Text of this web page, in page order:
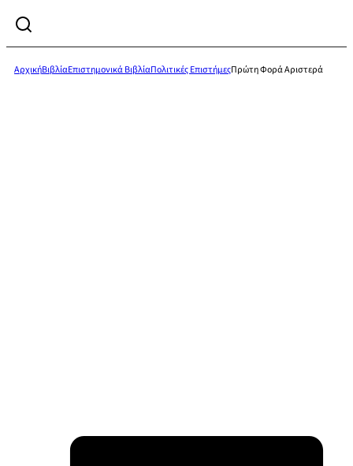
ΑρχικήΒιβλίαΕπιστημονικά ΒιβλίαΠολιτικές ΕπιστήμεςΠρώτη Φορά Αριστερά